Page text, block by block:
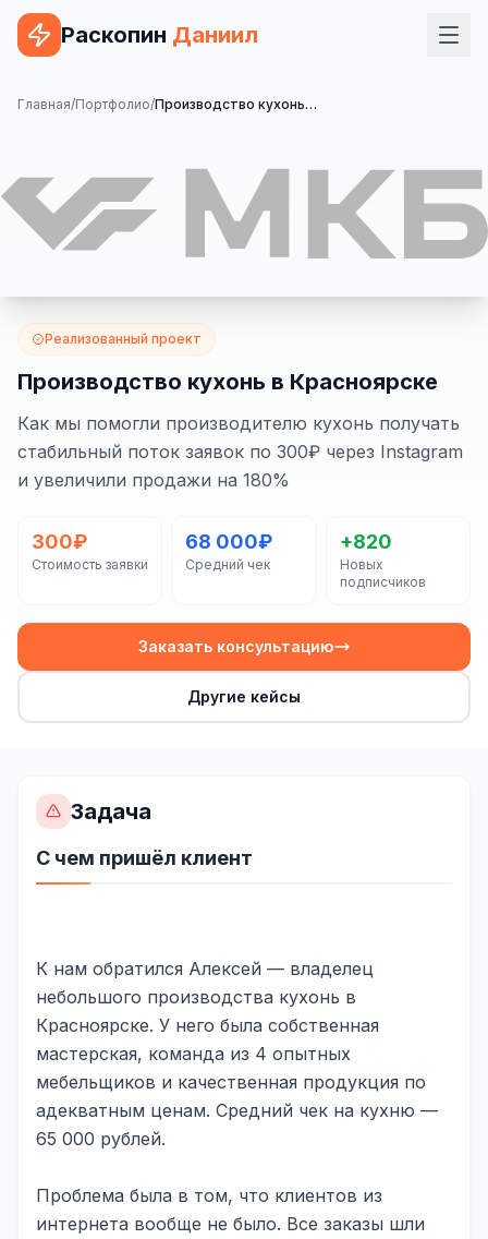
Раскопин Даниил
Услуги
Сайт на 1С-Битрикс
Сайт на WordPress
Сайт на OpenCart
Сайт на Joomla
Сайт на Laravel
+ ещё 19 услуг
Контекстная реклама
myTarget
Wildberries реклама
ТАРГЕТИРОВАННАЯ РЕКЛАМА
Реклама в VK
Реклама в Telegram
Реклама в Facebook
Реклама в Instagram
ИНТЕРНЕТ-МАГАЗИНЫ
Главная/Портфолио/ Производство кухонь в Красноярске
Реализованный проект
Производство кухонь в Красноярске
Как мы помогли производителю кухонь получать
стабильный поток заявок по 300₽ через Instagram
и увеличили продажи на 180%
300₽
Стоимость заявки
68 000₽
Средний чек
+820
Новых
подписчиков
Заказать консультацию
Другие кейсы
Задача
С чем пришёл клиент
К нам обратился Алексей — владелец
небольшого производства кухонь в
Красноярске. У него была собственная
мастерская, команда из 4 опытных
мебельщиков и качественная продукция по
адекватным ценам. Средний чек на кухню —
65 000 рублей.
Проблема была в том, что клиентов из
интернета вообще не было. Все заказы шли